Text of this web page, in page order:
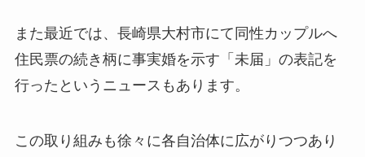
また最近では、長崎県大村市にて同性カップルへ
住民票の続き柄に事実婚を示す「未届」の表記を
行ったというニュースもあります。
この取り組みも徐々に各自治体に広がりつつあり